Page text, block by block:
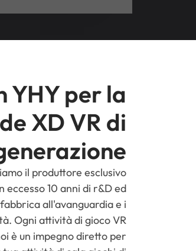
YHY per la
XD VR di
il produttore esclusivo
eccesso 10 anni di r&D ed
all'avanguardia e i
Ogni attività di gioco VR
è un impegno diretto per